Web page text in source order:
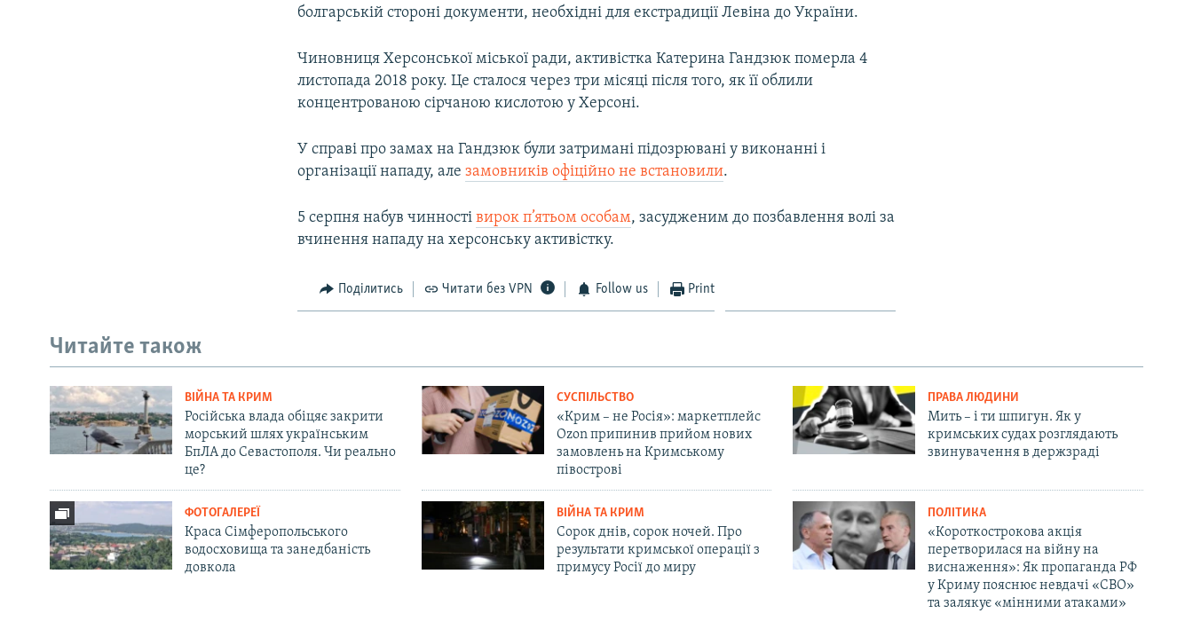
болгарській стороні документи, необхідні для екстрадиції Левіна до України.
Чиновниця Херсонської міської ради, активістка Катерина Гандзюк померла 4
листопада 2018 року. Це сталося через три місяці після того, як її облили
концентрованою сірчаною кислотою у Херсоні.
У справі про замах на Гандзюк були затримані підозрювані у виконанні і
організації нападу, алезамовників офіційно не встановили.
5 серпня набув чинностівирок п’ятьом особам, засудженим до позбавлення волі за
вчинення нападу на херсонську активістку.
Поділитись Читати без VPN Follow us Print
Читайте також
ВІЙНА ТА КРИМ
Російська влада обіцяє закрити
морський шлях українським
БпЛА до Севастополя. Чи реально
це?
СУСПІЛЬСТВО
«Крим – не Росія»: маркетплейс
Ozon припинив прийом нових
замовлень на Кримському
півострові
ПРАВА ЛЮДИНИ
Мить – і ти шпигун. Як у
кримських судах розглядають
звинувачення в держзраді
ФОТОГАЛЕРЕЇ
Краса Сімферопольського
водосховища та занедбаність
довкола
ВІЙНА ТА КРИМ
Сорок днів, сорок ночей. Про
результати кримської операції з
примусу Росії до миру
ПОЛІТИКА
«Короткострокова акція
перетворилася на війну на
виснаження»: Як пропаганда РФ
у Криму пояснює невдачі «СВО»
та залякує «мінними атаками»